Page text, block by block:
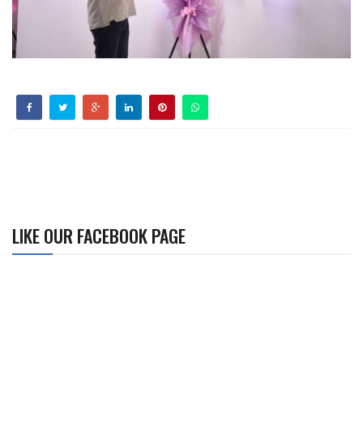
LIKE OUR FACEBOOK PAGE